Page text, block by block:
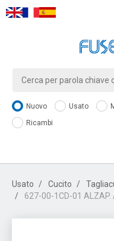
Nuovo Usato
Ricambi
Usato Cucito
627-00-1CD-01 ALZAP.